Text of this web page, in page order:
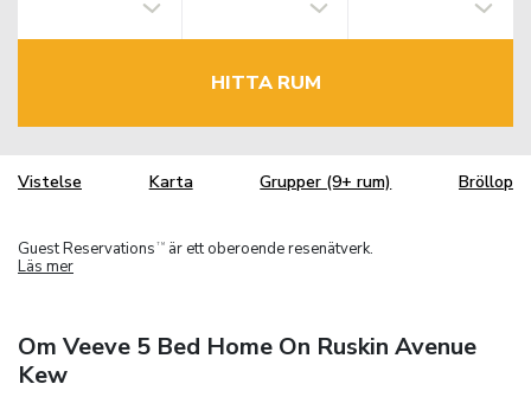
HITTA RUM
Vistelse Karta Grupper (9+ rum) Bröllop
Guest Reservations TM
är ett oberoende resenätverk.
Läs mer
Om Veeve 5 Bed Home On Ruskin Avenue
Kew